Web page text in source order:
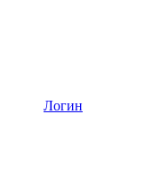
Логин